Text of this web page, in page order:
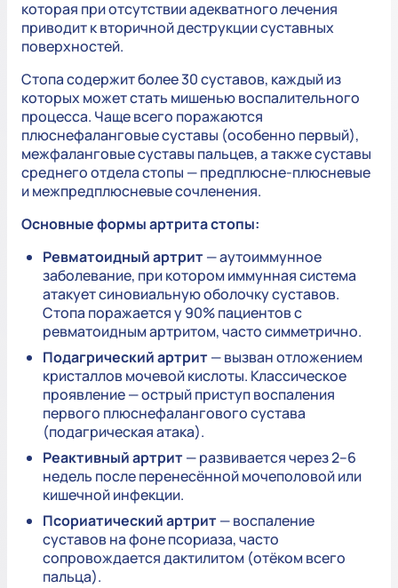
которая при отсутствии адекватного лечения
приводит к вторичной деструкции суставных
поверхностей.
Стопа содержит более 30 суставов, каждый из
которых может стать мишенью воспалительного
процесса. Чаще всего поражаются
плюснефаланговые суставы (особенно первый),
межфаланговые суставы пальцев, а также суставы
среднего отдела стопы — предплюсне-плюсневые
и межпредплюсневые сочленения.
Основные формы артрита стопы:
Ревматоидный артрит— аутоиммунное
заболевание, при котором иммунная система
атакует синовиальную оболочку суставов.
Стопа поражается у 90% пациентов с
ревматоидным артритом, часто симметрично.
Подагрический артрит— вызван отложением
кристаллов мочевой кислоты. Классическое
проявление — острый приступ воспаления
первого плюснефалангового сустава
(подагрическая атака).
Реактивный артрит— развивается через 2–6
недель после перенесённой мочеполовой или
кишечной инфекции.
Псориатический артрит— воспаление
суставов на фоне псориаза, часто
сопровождается дактилитом (отёком всего
пальца).